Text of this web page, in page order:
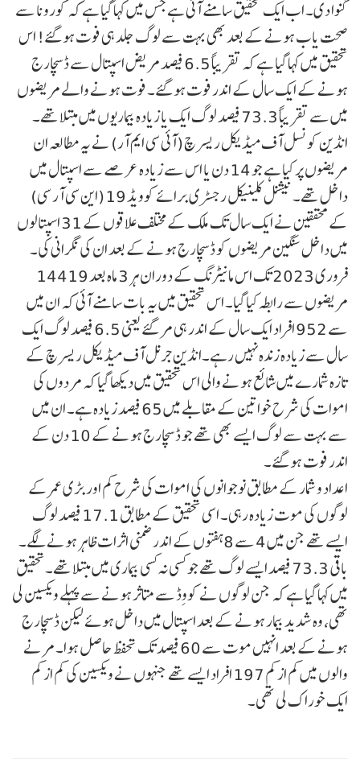
گنوا دی۔ اب ایک تحقیق سامنے آئی ہے جس میں کہا گیا ہے کہ کورونا سے
صحت یاب ہونے کے بعد بھی بہت سے لوگ جلد ہی فوت ہو گئے! اس
تحقیق میں کہا گیا ہے کہ تقریباً 6.5 فیصد مریض اسپتال سے ڈسچارج
ہونے کے ایک سال کے اندر فوت ہو گئے۔ فوت ہونے والے مریضوں
میں سے تقریباً 73.3 فیصد لوگ ایک یا زیادہ بیماریوں میں مبتلا تھے۔
انڈین کونسل آف میڈیکل ریسرچ (آئی سی ایم آر) نے یہ مطالعہ ان
مریضوں پر کیا ہے جو 14 دن یا اس سے زیادہ عرصے سے اسپتال میں
داخل تھے۔ نیشنل کلینیکل رجسٹری برائے کوویڈ 19 (این سی آر سی)
کے محققین نے ایک سال تک ملک کے مختلف علاقوں کے 31 اسپتالوں
میں داخل سنگین مریضوں کو ڈسچارج ہونے کے بعد ان کی نگرانی کی۔
فروری 2023 تک اس مانیٹرنگ کے دوران ہر 3 ماہ بعد 14419
مریضوں سے رابطہ کیا گیا۔ اس تحقیق میں یہ بات سامنے آئی کہ ان میں
سے 952 افراد ایک سال کے اندر ہی مر گئے یعنی 6.5 فیصد لوگ ایک
سال سے زیادہ زندہ نہیں رہے۔انڈین جرنل آف میڈیکل ریسرچ کے
تازہ شمارے میں شائع ہونے والی اس تحقیق میں دیکھا گیا کہ مردوں کی
اموات کی شرح خواتین کے مقابلے میں 65 فیصد زیادہ ہے۔ ان میں
سے بہت سے لوگ ایسے بھی تھے جو ڈسچارج ہونے کے 10 دن کے
اندر فوت ہو گئے۔
اعداد و شمار کے مطابق نوجوانوں کی اموات کی شرح کم اور بڑی عمر کے
لوگوں کی موت زیادہ رہی۔ اسی تحقیق کے مطابق 17.1 فیصد لوگ
ایسے تھے جن میں 4 سے 8 ہفتوں کے اندر ضمنی اثرات ظاہر ہونے لگے۔
باقی 73.3 فیصد ایسے لوگ تھے جو کسی نہ کسی بیماری میں مبتلا تھے۔تحقیق
میں کہا گیا ہے کہ جن لوگوں نے کووِڈ سے متاثر ہونے سے پہلے ویکسین لی
تھی، وہ شدید بیمار ہونے کے بعد اسپتال میں داخل ہوئے لیکن ڈسچارج
ہونے کے بعد انہیں موت سے 60 فیصد تک تحفظ حاصل ہوا۔ مرنے
والوں میں کم از کم 197 افراد ایسے تھے جنہوں نے ویکسین کی کم از کم
ایک خوراک لی تھی۔